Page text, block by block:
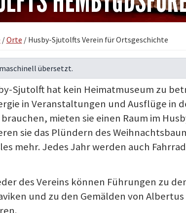
/Orte /Husby-Sjutolfts Verein für Ortsgeschichte
übersetzt.
Sjutolft hat kein Heimatmuseum zu
in Veranstaltungen und Ausflüge in
mieten sie einen Raum im
sie das Plündern des
mehr. Jedes Jahr werden auch
des Vereins können Führungen zu
und zu den Gemälden von